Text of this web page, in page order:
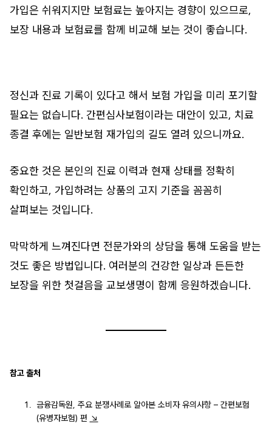
가입은 쉬워지지만 보험료는 높아지는 경향이 있으므로,
보장 내용과 보험료를 함께 비교해 보는 것이 좋습니다.
정신과 진료 기록이 있다고 해서 보험 가입을 미리 포기할
필요는 없습니다. 간편심사보험이라는 대안이 있고, 치료
종결 후에는 일반보험 재가입의 길도 열려 있으니까요.
중요한 것은 본인의 진료 이력과 현재 상태를 정확히
확인하고, 가입하려는 상품의 고지 기준을 꼼꼼히
살펴보는 것입니다.
막막하게 느껴진다면 전문가와의 상담을 통해 도움을 받는
것도 좋은 방법입니다. 여러분의 건강한 일상과 든든한
보장을 위한 첫걸음을 교보생명이 함께 응원하겠습니다.
참고 출처
금융감독원, 주요 분쟁사례로 알아본 소비자 유의사항 – 간편보험
(유병자보험) 편 ↘